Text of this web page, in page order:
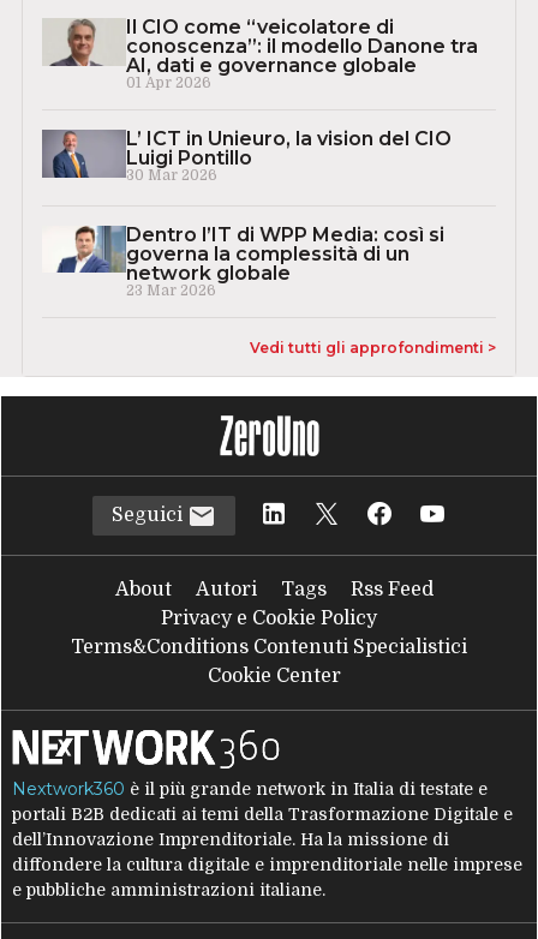
Il CIO come “veicolatore di
conoscenza”: il modello Danone tra
AI, dati e governance globale
01 Apr 2026
L’ ICT in Unieuro, la vision del CIO
Luigi Pontillo
30 Mar 2026
Dentro l’IT di WPP Media: così si
governa la complessità di un
network globale
23 Mar 2026
Vedi tutti gli approfondimenti >
Seguici
About Autori Tags
Rss Feed
Privacy e Cookie Policy
Terms&Conditions Contenuti Specialistici
Cookie Center
Nextwork360 è il più grande network in Italia di testate e
portali B2B dedicati ai temi della Trasformazione Digitale e
dell’Innovazione Imprenditoriale. Ha la missione di
diffondere la cultura digitale e imprenditoriale nelle imprese
e pubbliche amministrazioni italiane.